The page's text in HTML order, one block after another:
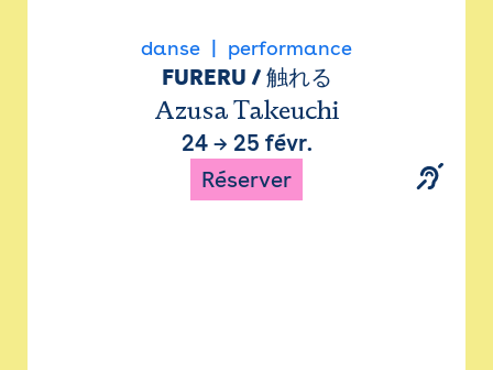
danse performance
FURERU / 触れる
Azusa Takeuchi
24→ 25 févr.
Réserver